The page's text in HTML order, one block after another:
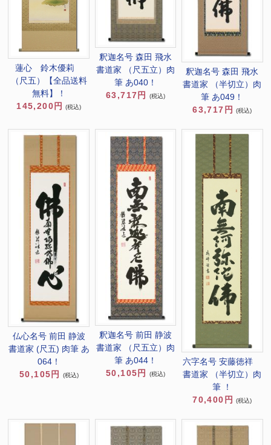
蓮心 鈴木優莉
（尺五）【全品送料
無料】！
145,200円
(税込)
釈迦名号 森田 飛水
書道家 （尺五立）肉
筆 あ040！
63,717円
(税込)
釈迦名号 森田 飛水
書道家 （半切立）肉
筆 あ049！
63,717円
(税込)
仏心名号 前田 静波
書道家 (尺五) 肉筆 あ
064！
50,105円
(税込)
釈迦名号 前田 静波
書道家 （尺五立）肉
筆 あ044！
50,105円
(税込)
六字名号 安藤徳祥
書道家 （半切立）肉
筆 ！
70,400円 (税込)